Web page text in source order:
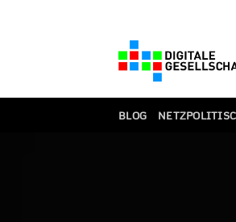
BLOG